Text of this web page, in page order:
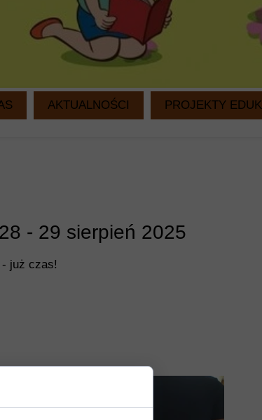
- 29 sierpień 2025
już czas!
AKTUALNOŚCI PROJEKTY